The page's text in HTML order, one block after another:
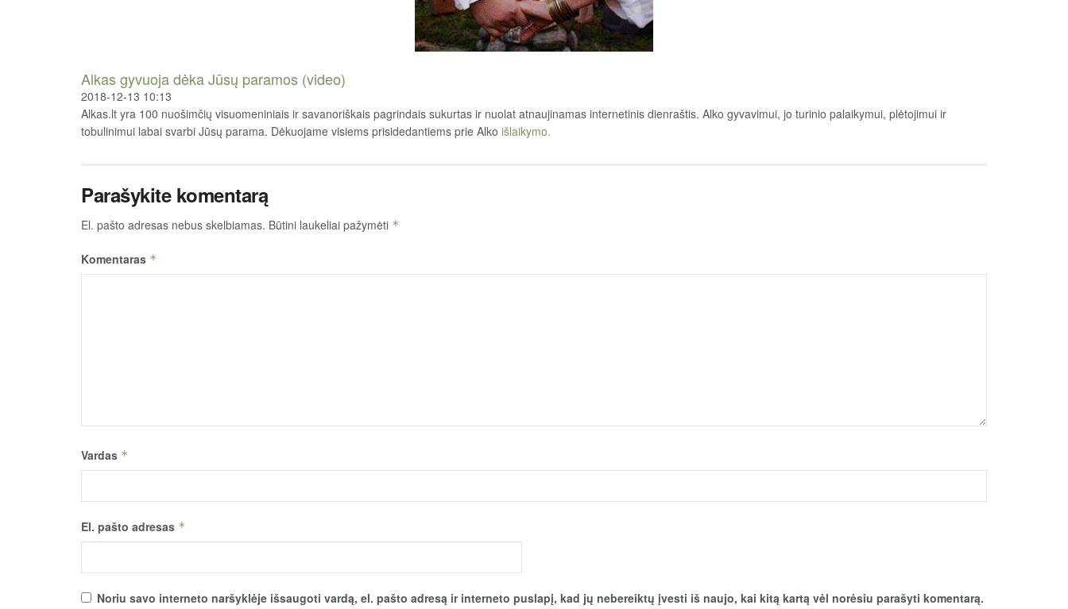
Alkas gyvuoja dėka Jūsų paramos (video)
2018-12-13 10:13
Alkas.lt yra 100 nuošimčių visuomeniniais ir savanoriškais pagrindais sukurtas ir nuolat atnaujinamas internetinis dienraštis. Alko gyvavimui, jo turinio palaikymui, plėtojimui ir
tobulinimui labai svarbi Jūsų parama. Dėkuojame visiems prisidedantiems prie Alko išlaikymo.
Parašykite komentarą
El. pašto adresas nebus skelbiamas. Būtini laukeliai pažymėti *
Komentaras *
Vardas *
El. pašto adresas *
Noriu savo interneto naršyklėje išsaugoti vardą, el. pašto adresą ir interneto puslapį, kad jų nebereiktų įvesti iš naujo, kai kitą kartą vėl norėsiu parašyti komentarą.